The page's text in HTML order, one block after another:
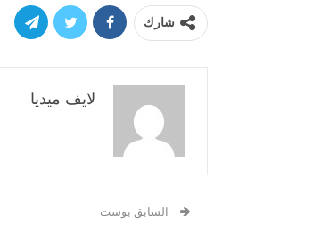
شارك
لايف ميديا
السابق بوست